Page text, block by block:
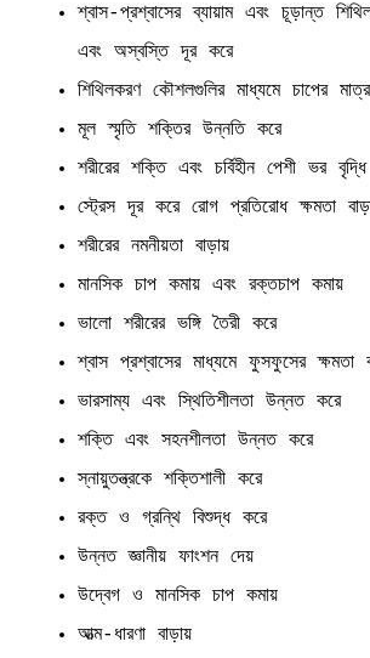
শ্বাস-প্রশ্বাসের ব্যায়াম এবং চূড়ান্ত
এবং অস্বস্তি দূর করে
শিথিলকরণ কৌশলগুলির মাধ্যমে চাপের
মূল স্মৃতি শক্তির উন্নতি করে
শরীরের শক্তি এবং চর্বিহীন পেশী ভর
স্ট্রেস দূর করে রোগ প্রতিরোধ ক্ষমতা
শরীরের নমনীয়তা বাড়ায়
মানসিক চাপ কমায় এবং রক্তচাপ কমায়
ভালো শরীরের ভঙ্গি তৈরী করে
শ্বাস প্রশ্বাসের মাধ্যমে ফুসফুসের ক্ষমতা
ভারসাম্য এবং স্থিতিশীলতা উন্নত করে
শক্তি এবং সহনশীলতা উন্নত করে
স্নায়ুতন্ত্রকে শক্তিশালী করে
রক্ত ও গ্রন্থি বিশুদ্ধ করে
উন্নত জ্ঞানীয় ফাংশন দেয়
উদ্বেগ ও মানসিক চাপ কমায়
আত্ম-ধারণা বাড়ায়